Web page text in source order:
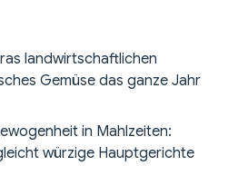
landwirtschaftlichen
Gemüse das ganze Jahr
in Mahlzeiten:
würzige Hauptgerichte